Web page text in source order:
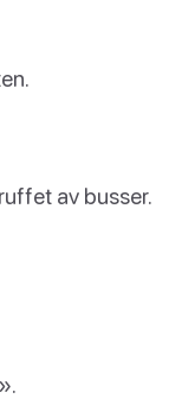
av busser.